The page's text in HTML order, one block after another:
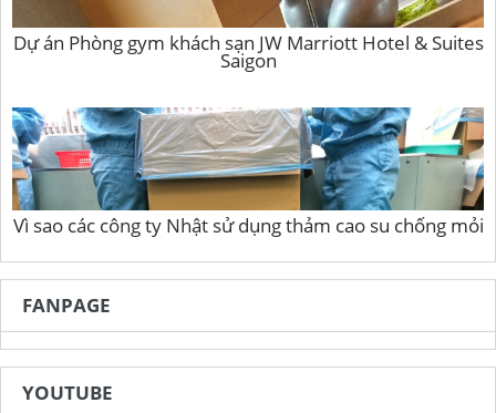
Dự án Phòng gym khách sạn JW Marriott Hotel & Suites
Saigon
Vì sao các công ty Nhật sử dụng thảm cao su chống mỏi
FANPAGE
YOUTUBE